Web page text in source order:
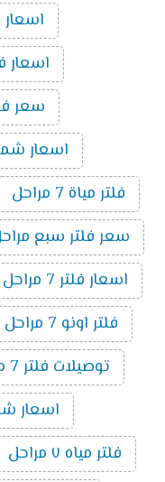
اسعار
اسعار
سعر
اسعار شمع
فلتر مياة 7 مراحل
سعر فلتر سبع
اسعار فلتر 7 مراحل
فلتر اونو 7 مراحل
توصيلات فلتر 7 مراحل
اسعار
فلتر مياه ٧ مراحل